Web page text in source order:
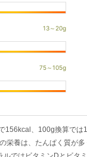
156kcal、100g換算で
栄養は、たんぱく質が